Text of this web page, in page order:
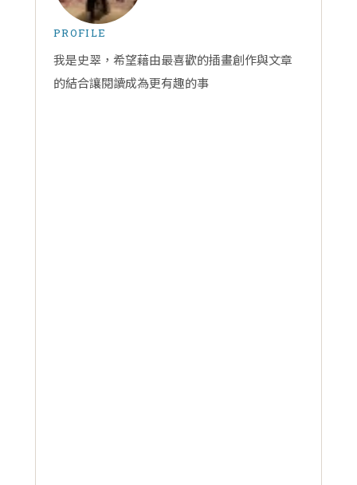
PROFILE
我是史翠，希望藉由最喜歡的插畫創作與文章
的結合讓閱讀成為更有趣的事